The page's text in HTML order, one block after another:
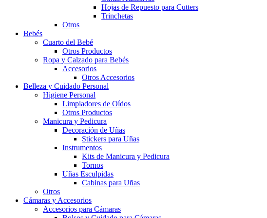
Hojas de Repuesto para Cutters
Trinchetas
Otros
Bebés
Cuarto del Bebé
Otros Productos
Ropa y Calzado para Bebés
Accesorios
Otros Accesorios
Belleza y Cuidado Personal
Higiene Personal
Limpiadores de Oídos
Otros Productos
Manicura y Pedicura
Decoración de Uñas
Stickers para Uñas
Instrumentos
Kits de Manicura y Pedicura
Tornos
Uñas Esculpidas
Cabinas para Uñas
Otros
Cámaras y Accesorios
Accesorios para Cámaras